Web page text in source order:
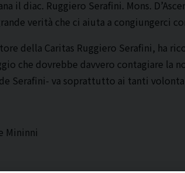
il diac. Ruggiero Serafini. Mons.
verità che ci aiuta a congiungerci
della Caritas Ruggiero Serafini, ha
che dovrebbe davvero contagiare la
Serafini- va soprattutto ai tanti
Mininni